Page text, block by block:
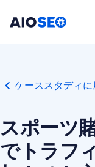
ケーススタディに
スポーツ
でトラフ